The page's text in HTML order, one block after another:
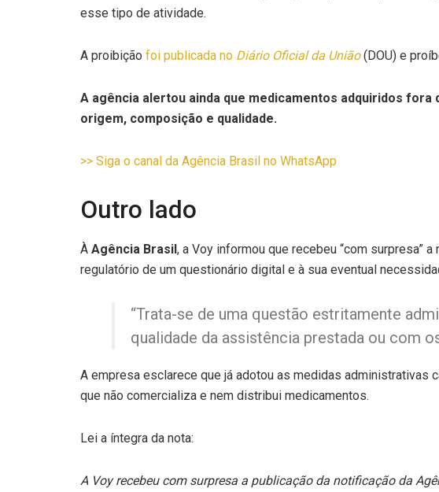
esse tipo de atividade.
A proibição foi publicada no Diário Oficial da União(DOU) e
A agência alertou ainda que medicamentos adquiridos
origem, composição e qualidade.
>> Siga o canal da Agência Brasil no WhatsApp
Outro lado
À Agência Brasil, a Voy informou que recebeu “com surpresa”
regulatório de um questionário digital e à sua eventual
“Trata-se de uma questão estritamente
qualidade da assistência prestada ou com
A empresa esclarece que já adotou as medidas administrativas
que não comercializa e nem distribui medicamentos.
Lei a íntegra da nota:
A Voy recebeu com surpresa a publicação da notificação da